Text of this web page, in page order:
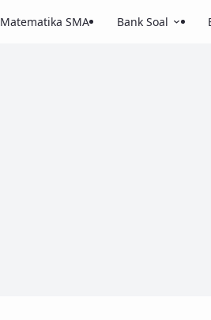
Matematika SMA Bank Soal